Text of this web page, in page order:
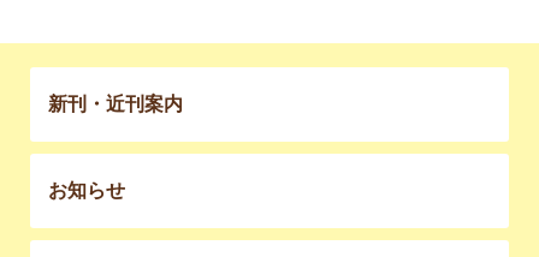
新刊・近刊案内
お知らせ